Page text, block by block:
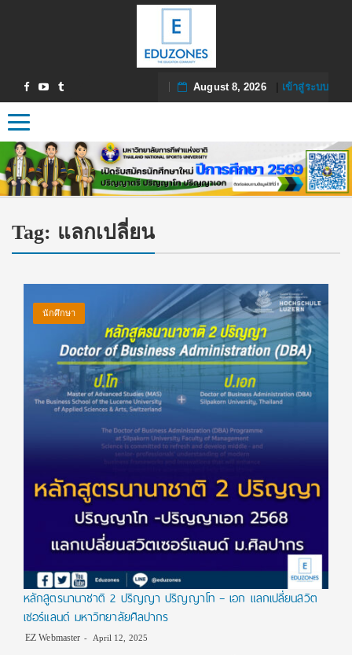
August 8, 2026| เข้าสู่ระบบ
Toggle navigation
Tag: แลกเปลี่ยน
นักศึกษา
หลักสูตรนานาชาติ 2 ปริญญา ปริญญาโท – เอก แลกเปลี่ยนสวิต
เซอร์แลนด์ มหาวิทยาลัยศิลปากร
EZ Webmaster April 12, 2025